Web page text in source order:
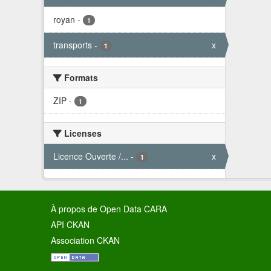
royan - 1
transports - 1 x
Formats
ZIP - 1
Licenses
Licence Ouverte /... - 1 x
À propos de Open Data CARA
API CKAN
Association CKAN